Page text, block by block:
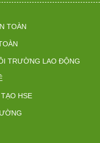
TOÀN
TRƯỜNG LAO ĐỘNG
HSE